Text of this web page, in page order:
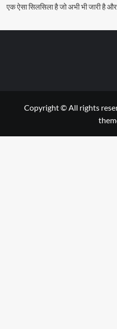
एक ऐसा सिलसिला है जो अभी भी जारी है
Copyright © All rights